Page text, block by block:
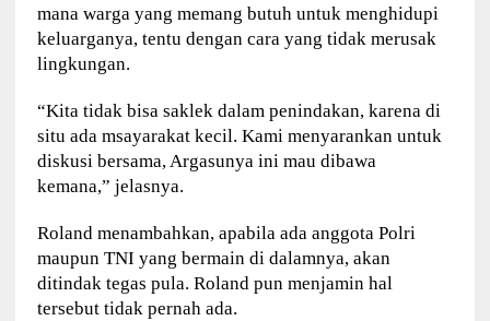
mana warga yang memang butuh untuk menghidupi
keluarganya, tentu dengan cara yang tidak merusak
lingkungan.
“Kita tidak bisa saklek dalam penindakan, karena di
situ ada msayarakat kecil. Kami menyarankan untuk
diskusi bersama, Argasunya ini mau dibawa
kemana,” jelasnya.
Roland menambahkan, apabila ada anggota Polri
maupun TNI yang bermain di dalamnya, akan
ditindak tegas pula. Roland pun menjamin hal
tersebut tidak pernah ada.